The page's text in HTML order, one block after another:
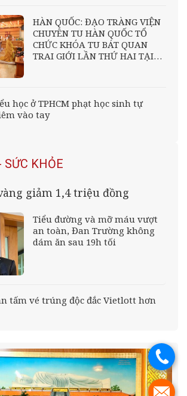
HÀN QUỐC: ĐẠO TRÀNG VIỆN
CHUYÊN TU HÀN QUỐC TỔ
CHỨC KHÓA TU BÁT QUAN
TRAI GIỚI LẦN THỨ HAI TẠI
học ở TPHCM phạt học sinh tự
vào tay
KHỎE
giảm 1,4 triệu đồng
Tiểu đường và mỡ máu vượt
an toàn, Đan Trường không
dám ăn sau 19h tối
tấm vé trúng độc đắc Vietlott hơn
.
.